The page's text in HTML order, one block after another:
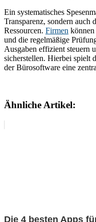
Ein systematisches
Transparenz, sondern
Ressourcen. Firmen
und die regelmäßige
Ausgaben effizient steuern
sicherstellen. Hierbei spielt
der Bürosoftware eine
Ähnliche Artikel:
Die 4 besten Apps